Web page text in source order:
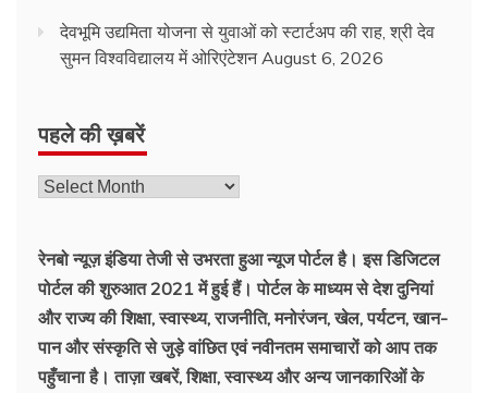
देवभूमि उद्यमिता योजना से युवाओं को स्टार्टअप की राह, श्री देव
सुमन विश्वविद्यालय में ओरिएंटेशन August 6, 2026
पहले की ख़बरें
रेनबो न्यूज़ इंडिया तेजी से उभरता हुआ न्‍यूज पोर्टल है। इस डिजिटल
पोर्टल की शुरुआत 2021 में हुई हैं। पोर्टल के माध्यम से देश दुनियां
और राज्य की शिक्षा, स्वास्थ्य, राजनीति, मनोरंजन, खेल, पर्यटन, खान-
पान और संस्कृति से जुड़े वांछित एवं नवीनतम समाचारों को आप तक
पहुँचाना है। ताज़ा खबरें, शिक्षा, स्वास्थ्य और अन्य जानकारिओं के